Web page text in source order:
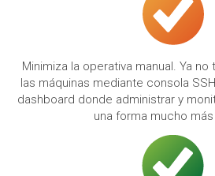
Minimiza la operativa manual. Ya
las máquinas mediante consola
dashboard donde administrar y
una forma mucho